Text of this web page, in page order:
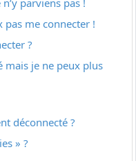
pas me connecter !
?
mais je ne peux plus
déconnecté ?
» ?